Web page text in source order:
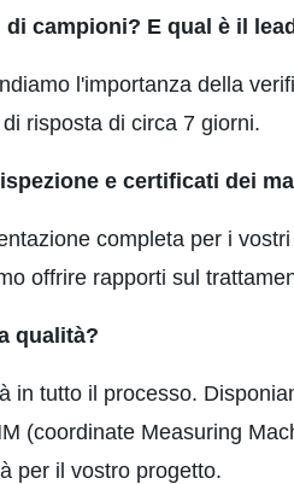
campioni? E qual è il
l'importanza della
risposta di circa 7 giorni.
e certificati dei
completa per i
offrire rapporti sul
qualità?
in tutto il processo.
(coordinate Measuring
per il vostro progetto.